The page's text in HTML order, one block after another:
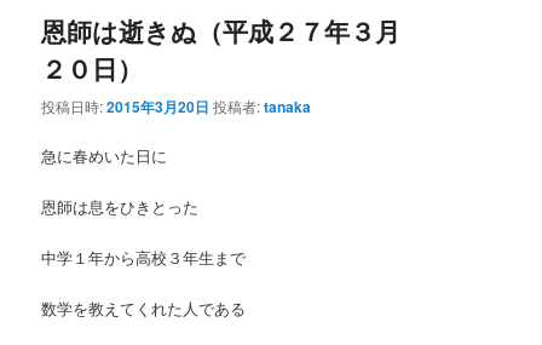
恩師は逝きぬ（平成２７年３月
２０日）
投稿日時:2015年3月20日 投稿者:tanaka
急に春めいた日に
恩師は息をひきとった
中学１年から高校３年生まで
数学を教えてくれた人である